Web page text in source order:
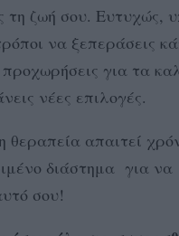
τη ζωή σου. Ευτυχώς,
να ξεπεράσεις
για τα
νέες επιλογές.
απαιτεί
διάστημα για να
σου!